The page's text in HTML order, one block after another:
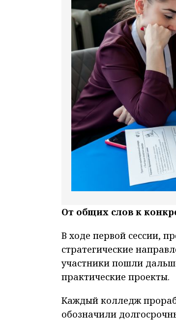
От общих слов к
В ходе первой сессии,
стратегические
участники пошли
практические проекты.
Каждый колледж
обозначили